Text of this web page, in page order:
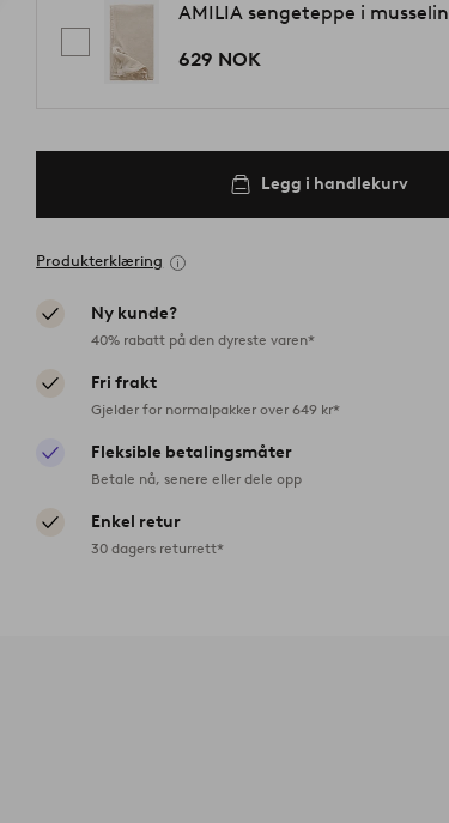
AMILIA sengeteppe i musselin
629 NOK
Legg i handlekurv
Produkterklæring
Ny kunde?
40% rabatt på den dyreste varen*
Fri frakt
Gjelder for normalpakker over 649 kr*
Fleksible betalingsmåter
Betale nå, senere eller dele opp
Enkel retur
30 dagers returrett*